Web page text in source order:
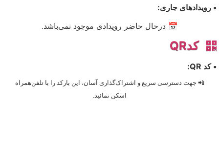
• رویدادهای جاری:
📅 درحال حاضر رویدادی موجود نمی‌باشد.
کدQR
• کد QR:
📲 جهت دسترسی سریع و اشتراک‌گذاری آسان، این بارکد را با تلفن‌همراه
اسکن نمائید.